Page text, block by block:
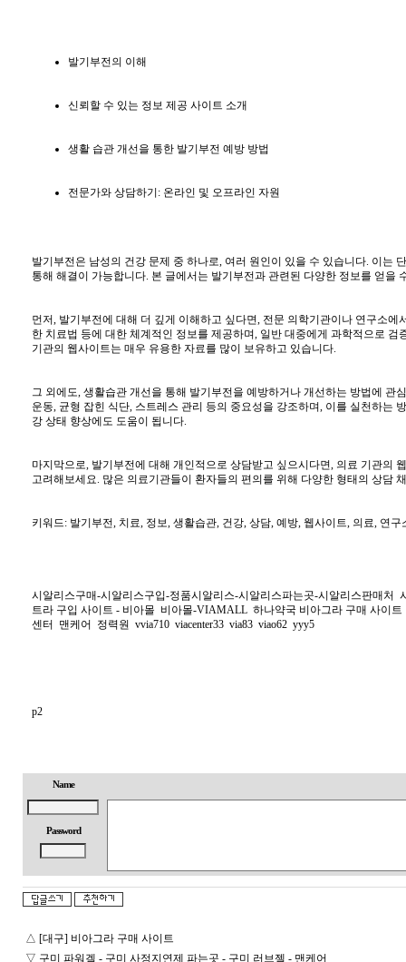
발기부전의 이해
신뢰할 수 있는 정보 제공 사이트 소개
생활 습관 개선을 통한 발기부전 예방 방법
전문가와 상담하기: 온라인 및 오프라인 자원
발기부전은 남성의 건강 문제 중 하나로, 여러 원인이 있을 수 있습니다. 이는
통해 해결이 가능합니다. 본 글에서는 발기부전과 관련된 다양한 정보를 얻을
먼저, 발기부전에 대해 더 깊게 이해하고 싶다면, 전문 의학기관이나 연구소
한 치료법 등에 대한 체계적인 정보를 제공하며, 일반 대중에게 과학적으로
기관의 웹사이트는 매우 유용한 자료를 많이 보유하고 있습니다.
그 외에도, 생활습관 개선을 통해 발기부전을 예방하거나 개선하는 방법에
운동, 균형 잡힌 식단, 스트레스 관리 등의 중요성을 강조하며, 이를 실천하는
강 상태 향상에도 도움이 됩니다.
마지막으로, 발기부전에 대해 개인적으로 상담받고 싶으시다면, 의료 기관의
고려해보세요. 많은 의료기관들이 환자들의 편의를 위해 다양한 형태의 상담
키워드: 발기부전, 치료, 정보, 생활습관, 건강, 상담, 예방, 웹사이트, 의료, 연구
시알리스구매-시알리스구입-정품시알리스-시알리스파는곳-시알리스판매처
트라 구입 사이트 - 비아몰 비아몰-VIAMALL 하나약국 비아그라 구매 사이트
센터 맨케어 정력원 vvia710 viacenter33 via83 viao62 yyy5
p2
Name
Password
△ [대구] 비아그라 구매 사이트
▽ 구미 파워겔 - 구미 사정지연제 파는곳 - 구미 러브젤 - 맨케어